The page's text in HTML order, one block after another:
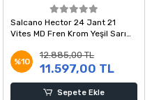
Salcano Hector 24 Jant 21
Vites MD Fren Krom Yeşil Sarı
%10
12.885,00 TL
11.597,00 TL
Sepete Ekle